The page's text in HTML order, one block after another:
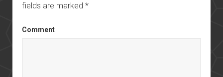
fields are marked *
Comment